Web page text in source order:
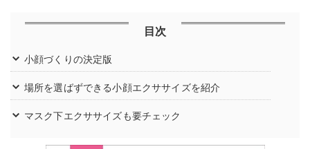
目次
小顔づくりの決定版
場所を選ばずできる小顔エクササイズを紹介
マスク下エクササイズも要チェック